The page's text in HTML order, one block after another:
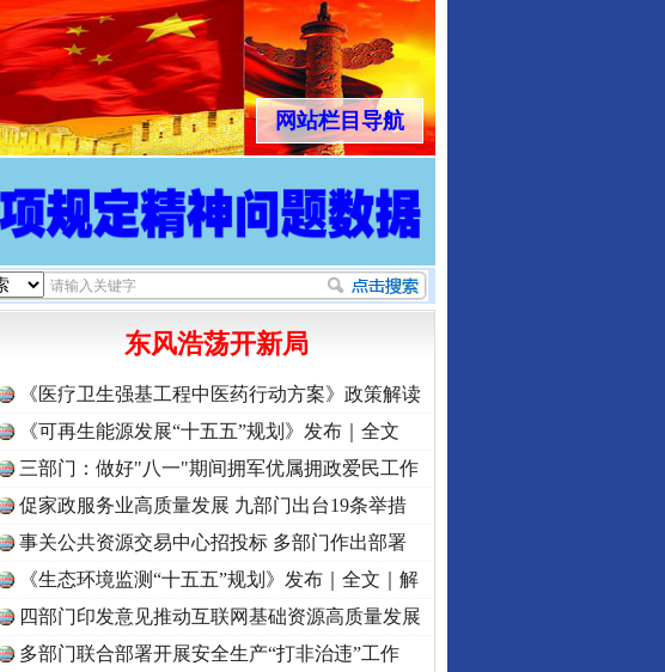
网站栏目导航
东风浩荡开新局
《医疗卫生强基工程中医药行动方案》政策解读
《可再生能源发展“十五五”规划》发布｜全文
三部门：做好"八一"期间拥军优属拥政爱民工作
促家政服务业高质量发展 九部门出台19条举措
事关公共资源交易中心招投标 多部门作出部署
《生态环境监测“十五五”规划》发布｜全文｜解
读
四部门印发意见推动互联网基础资源高质量发展
多部门联合部署开展安全生产“打非治违”工作